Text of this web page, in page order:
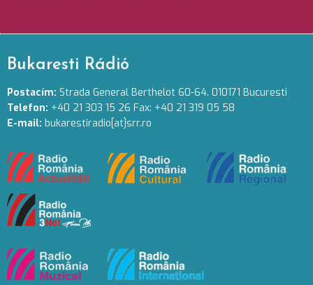
Bukaresti Rádió
Postacím: Strada General Berthelot 60-64. 010171 Bucuresti
Telefon: +40 21 303 15 26 Fax: +40 21 319 05 58
E-mail: bukarestiradio[at]srr.ro